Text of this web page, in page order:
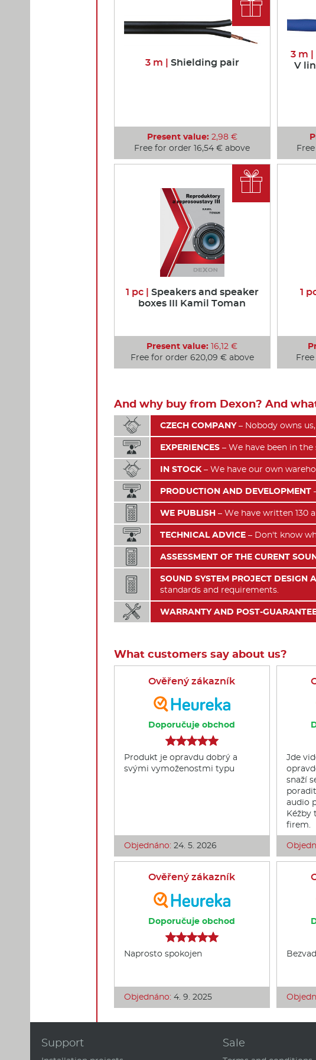
3 m | Shielding pair
Present value:2,98 €
Free for order 16,54 € above

3 m |
V
1 pc | Speakers and speaker
boxes III Kamil Toman
Present value: 16,12 €
Free for order 620,09 € above

1
And why buy from Dexon? And
 CZECH COMPANY– Nobody owns
 EXPERIENCES – We have been in
 IN STOCK– We have our own
 PRODUCTION AND DEVELOPMENT
 WE PUBLISH – We have written 130
 TECHNICAL ADVICE – Don't know
 ASSESSMENT OF THE CURENT
 SOUND SYSTEM PROJECT DESIGN
standards and requirements.
 WARRANTY AND POST-
What customers say about us?
Ověřený zákazník
Doporučuje obchod
Produkt je opravdu dobrý a
svými vymoženostmi typu
Objednáno: 24. 5. 2026
Jde
snaží
audio
Kéžby
firem.
Ověřený zákazník
Doporučuje obchod
Naprosto spokojen
Objednáno: 4. 9. 2025
Support Sale